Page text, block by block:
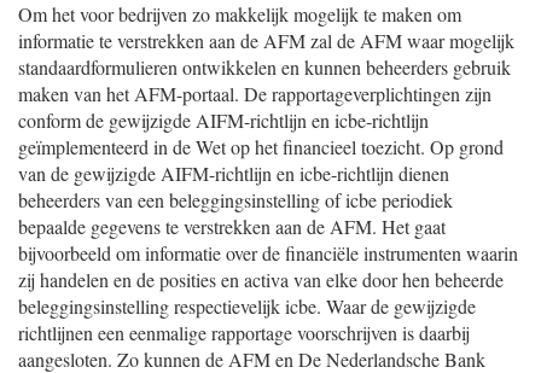
Om het voor bedrijven zo makkelijk mogelijk te maken om
informatie te verstrekken aan de AFM zal de AFM waar mogelijk
standaardformulieren ontwikkelen en kunnen beheerders gebruik
maken van het AFM-portaal. De rapportageverplichtingen zijn
conform de gewijzigde AIFM-richtlijn en icbe-richtlijn
geïmplementeerd in de Wet op het financieel toezicht. Op grond
van de gewijzigde AIFM-richtlijn en icbe-richtlijn dienen
beheerders van een beleggingsinstelling of icbe periodiek
bepaalde gegevens te verstrekken aan de AFM. Het gaat
bijvoorbeeld om informatie over de financiële instrumenten waarin
zij handelen en de posities en activa van elke door hen beheerde
beleggingsinstelling respectievelijk icbe. Waar de gewijzigde
richtlijnen een eenmalige rapportage voorschrijven is daarbij
aangesloten. Zo kunnen de AFM en De Nederlandsche Bank